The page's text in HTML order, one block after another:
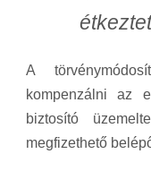
A
kompenzálni az
biztosító
megfizethető